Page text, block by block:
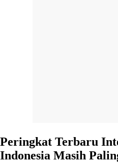
Peringkat Terbaru
Indonesia Masih